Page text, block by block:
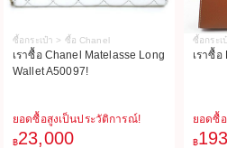
ซื้อกระเป๋า > ซื้อ Chanel
เราซื้อ Chanel Matelasse Long
Wallet A50097!
ยอดซื้อสูงเป็นประวัติการณ์!
฿23,000
ซื้อกระเ
เราซื้อ
ยอดซื้
฿